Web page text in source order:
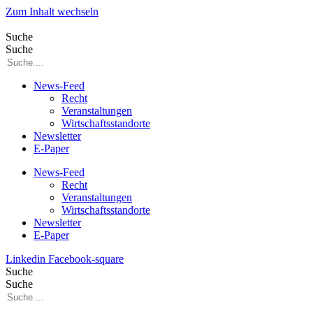
Zum Inhalt wechseln
Suche
Suche
News-Feed
Recht
Veranstaltungen
Wirtschaftsstandorte
Newsletter
E-Paper
News-Feed
Recht
Veranstaltungen
Wirtschaftsstandorte
Newsletter
E-Paper
Linkedin Facebook-square
Suche
Suche